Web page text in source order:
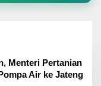
Menteri Pertanian
Air ke Jateng